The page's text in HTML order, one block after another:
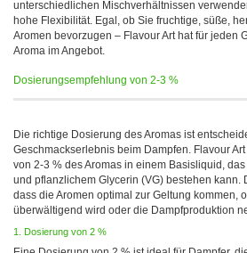
unterschiedlichen Mischverhältnissen
hohe Flexibilität. Egal, ob Sie fruchtige, süße,
Aromen bevorzugen – Flavour Art hat für jeden
Aroma im Angebot.
Dosierungsempfehlung von 2-3 %
Die richtige Dosierung des Aromas ist
Geschmackserlebnis beim Dampfen. Flavour
von 2-3 % des Aromas in einem Basisliquid,
und pflanzlichem Glycerin (VG) bestehen kann.
dass die Aromen optimal zur Geltung kommen,
überwältigend wird oder die Dampfproduktion
1. Dosierung von 2 %